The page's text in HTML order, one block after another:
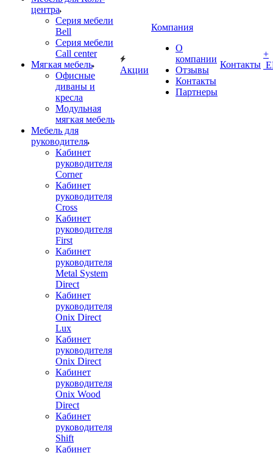
центра
Серия мебели
Bell
Серия мебели
Call center
Мягкая мебель
Офисные
диваны и
кресла
Модульная
мягкая мебель
Мебель для
руководителя
Кабинет
руководителя
Corner
Кабинет
руководителя
Cross
Кабинет
руководителя
First
Кабинет
руководителя
Metal System
Direct
Кабинет
руководителя
Onix Direct
Lux
Кабинет
руководителя
Onix Direct
Кабинет
руководителя
Onix Wood
Direct
Кабинет
руководителя
Shift
Кабинет
Акции
Компания
О
компании
Отзывы
Контакты
Партнеры
Контакты
+